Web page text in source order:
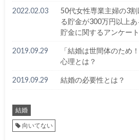
2022.02.03
50代女性専業主婦の3
る貯金が300万円以上
貯金に関するアンケート
2019.09.29
「結婚は世間体のため
心理とは？
2019.09.29 結婚の必要性とは？
結婚
向いてない